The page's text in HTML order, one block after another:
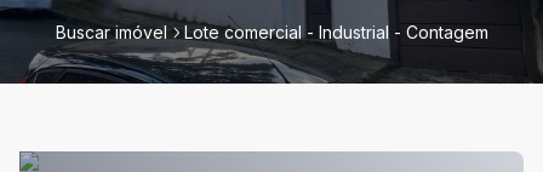
Buscar imóvel Lote comercial - Industrial - Contagem